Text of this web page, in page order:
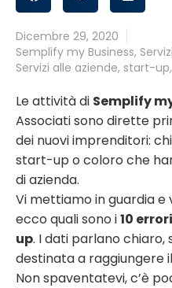
Dicembre 29, 2020
Semplify my Business, Servizi
Servizi alle aziende, start-up,
Le attività di Semplify
Associati sono dirette
dei nuovi imprenditori:
start-up o coloro che
di azienda.
Vi mettiamo in guardia e
ecco quali sono i10
up. I dati parlano chiaro,
destinata a raggiungere
Non spaventatevi, c’è